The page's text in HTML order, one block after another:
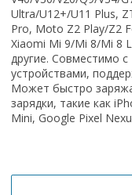
Ultra/U12+/U11 Plus,
Pro, Moto Z2 Play/Z2
Xiaomi Mi 9/Mi 8/Mi 8
другие. Совместимо с
устройствами,
Может быстро
зарядки, такие как
Mini, Google Pixel